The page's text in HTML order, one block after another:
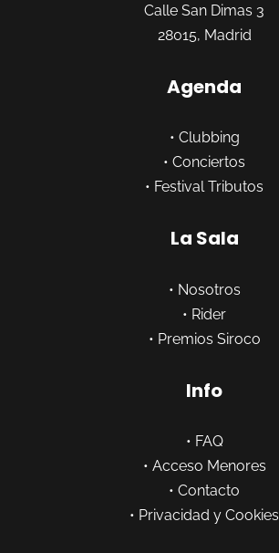
Calle San Dimas 3
28015, Madrid
Agenda
• Clubbing
• Conciertos
• Festival Tributos
La Sala
• Nosotros
• Rider
• Premios Siroco
Info
• FAQ
• Acceso Menores
• Contacto
• Privacidad y Cookies